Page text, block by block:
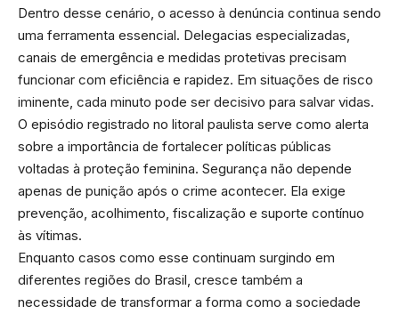
Dentro desse cenário, o acesso à denúncia continua sendo
uma ferramenta essencial. Delegacias especializadas,
canais de emergência e medidas protetivas precisam
funcionar com eficiência e rapidez. Em situações de risco
iminente, cada minuto pode ser decisivo para salvar vidas.
O episódio registrado no litoral paulista serve como alerta
sobre a importância de fortalecer políticas públicas
voltadas à proteção feminina. Segurança não depende
apenas de punição após o crime acontecer. Ela exige
prevenção, acolhimento, fiscalização e suporte contínuo
às vítimas.
Enquanto casos como esse continuam surgindo em
diferentes regiões do Brasil, cresce também a
necessidade de transformar a forma como a sociedade